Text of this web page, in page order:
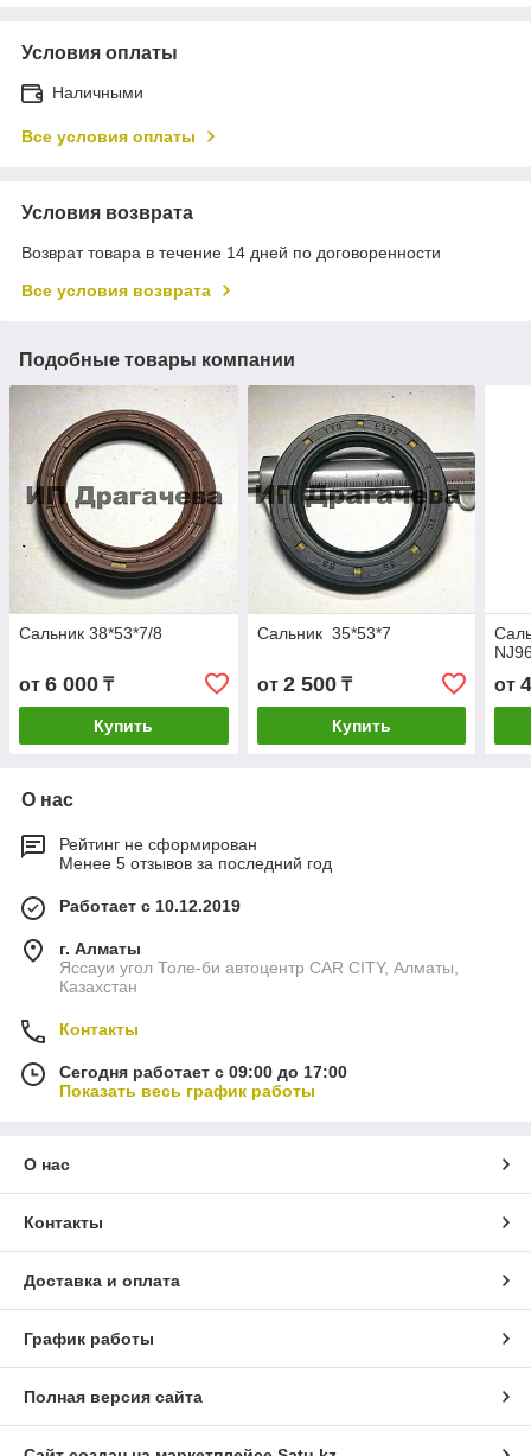
Условия оплаты
Наличными
Все условия оплаты
Условия возврата
Возврат товара в течение 14 дней по договоренности
Все условия возврата
Подобные товары компании
Сальник 38*53*7/8
от 6 000 ₸
Купить
Сальник 35*53*7
от 2 500₸
Купить
от
О нас
Рейтинг не сформирован
Менее 5 отзывов за последний год
Работает с 10.12.2019
г. Алматы
Яссауи угол Толе-би автоцентр CAR CITY, Алматы,
Казахстан
Контакты
Сегодня работает с 09:00 до 17:00
Показать весь график работы
О нас
Контакты
Доставка и оплата
График работы
Полная версия сайта